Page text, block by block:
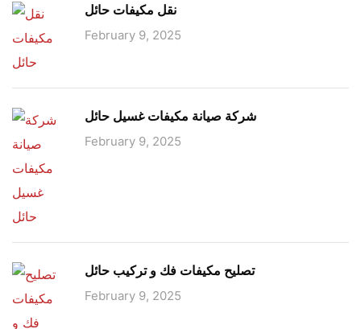
نقل مكيفات حائل
February 9, 2025
شركة صيانة مكيفات غسيل حائل
February 9, 2025
تصليح مكيفات فك و تركيب حائل
February 9, 2025